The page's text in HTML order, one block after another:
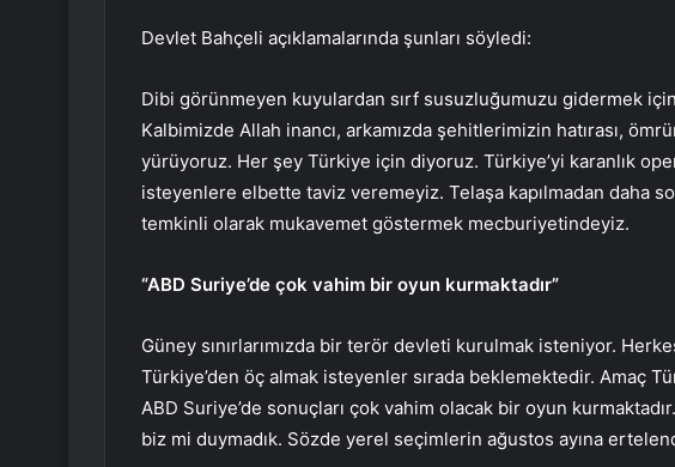
Devlet Bahçeli açıklamalarında şunları söyledi:
Dibi görünmeyen kuyulardan sırf susuzluğumuzu gidermek
Kalbimizde Allah inancı, arkamızda şehitlerimizin hatırası,
yürüyoruz. Her şey Türkiye için diyoruz. Türkiye’yi karanlık
isteyenlere elbette taviz veremeyiz. Telaşa kapılmadan daha
temkinli olarak mukavemet göstermek mecburiyetindeyiz.
“ABD Suriye’de çok vahim bir oyun kurmaktadır”
Güney sınırlarımızda bir terör devleti kurulmak isteniyor.
Türkiye’den öç almak isteyenler sırada beklemektedir. Amaç
ABD Suriye’de sonuçları çok vahim olacak bir oyun
biz mi duymadık. Sözde yerel seçimlerin ağustos ayına